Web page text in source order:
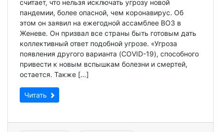
считает, что нельзя исключать угрозу новой
пандемии, более опасной, чем коронавирус. Об
этом он заявил на ежегодной ассамблее ВОЗ в
Женеве. Он призвал все страны быть готовым дать
коллективный ответ подобной угрозе. «Угроза
появления другого варианта (COVID-19), способного
привести к новым вспышкам болезни и смертей,
остается. Также […]
Читать